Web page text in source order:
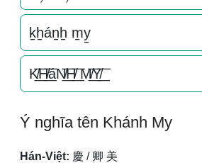
k̠h̠án̠h̠ m̠y̠
K̸͟͞H̸͟͞áN̸͟͞H̸͟͞ M̸͟͞Y̸͟͞
Ý nghĩa tên Khánh My
Hán-Việt: 慶 / 卿 美